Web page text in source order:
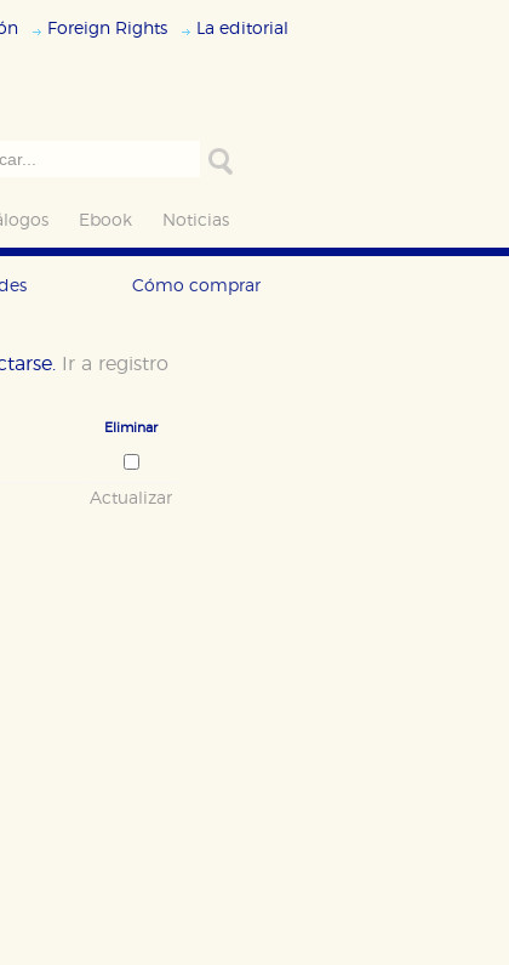
Foreign Rights La editorial
Ebook Noticias
Cómo comprar
Ir a registro
Eliminar
Actualizar